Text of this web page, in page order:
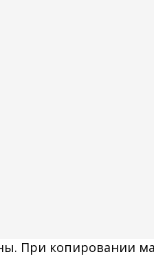
При копировании